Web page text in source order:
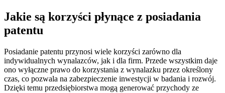
Jakie są korzyści płynące z posiadania
patentu
Posiadanie patentu przynosi wiele korzyści zarówno dla
indywidualnych wynalazców, jak i dla firm. Przede wszystkim daje
ono wyłączne prawo do korzystania z wynalazku przez określony
czas, co pozwala na zabezpieczenie inwestycji w badania i rozwój.
Dzięki temu przedsiębiorstwa mogą generować przychody ze